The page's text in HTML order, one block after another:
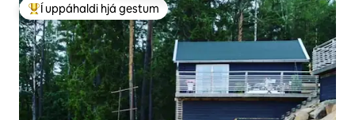
Í mestu uppáhaldi hjá gestum
Í uppáhaldi hjá gestum